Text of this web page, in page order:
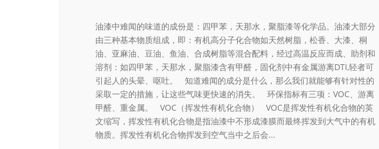
油漆中难闻的味道的成份是：四甲苯，天那水，聚脂漆等化学品。油漆大部分
由三种基本物质组成，即：有机高分子化合物如天然树脂，松香、大漆、桐
油、亚麻油、豆油、鱼油、合成树脂等混合配料，经过高温反应而成、助剂和
溶剂：如四甲苯，天那水，聚脂漆含有甲醛，固化剂中有金属游离DTI,轻者可
引起人的头晕、呕吐。 知道难闻的成分是什么，那么我们就能够有针对性的
采取一定的措施，让这些气味更快速的消失。 环保指标有三项：VOC、游离
甲醛、重金属。 VOC（挥发性有机化合物） VOC是挥发性有机化合物的英
文缩写，挥发性有机化合物是指油漆中不形成漆膜而最终挥发到大气中的有机
物质。挥发性有机化合物挥发到空气当中之后会...